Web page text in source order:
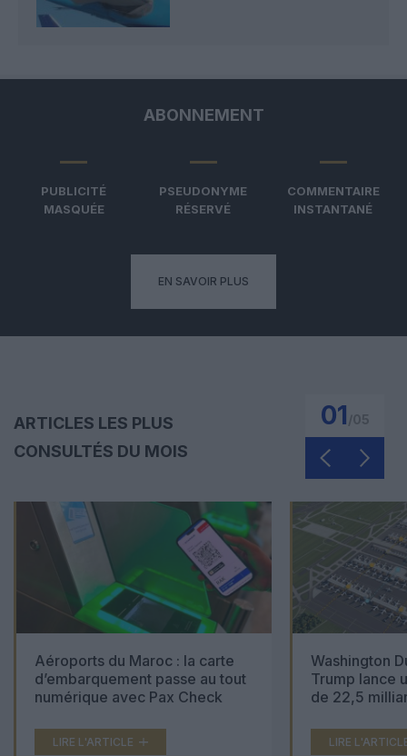
ABONNEMENT
PUBLICITÉ
MASQUÉE
PSEUDONYME
RÉSERVÉ
COMMENTAIRE
INSTANTANÉ
EN SAVOIR PLUS
ARTICLES LES PLUS
CONSULTÉS DU MOIS
01
Aéroports du Maroc : la carte
d’embarquement passe au tout
numérique avec Pax Check
LIRE L'ARTICLE
Washington
Trump lance
de 22,5
LIRE